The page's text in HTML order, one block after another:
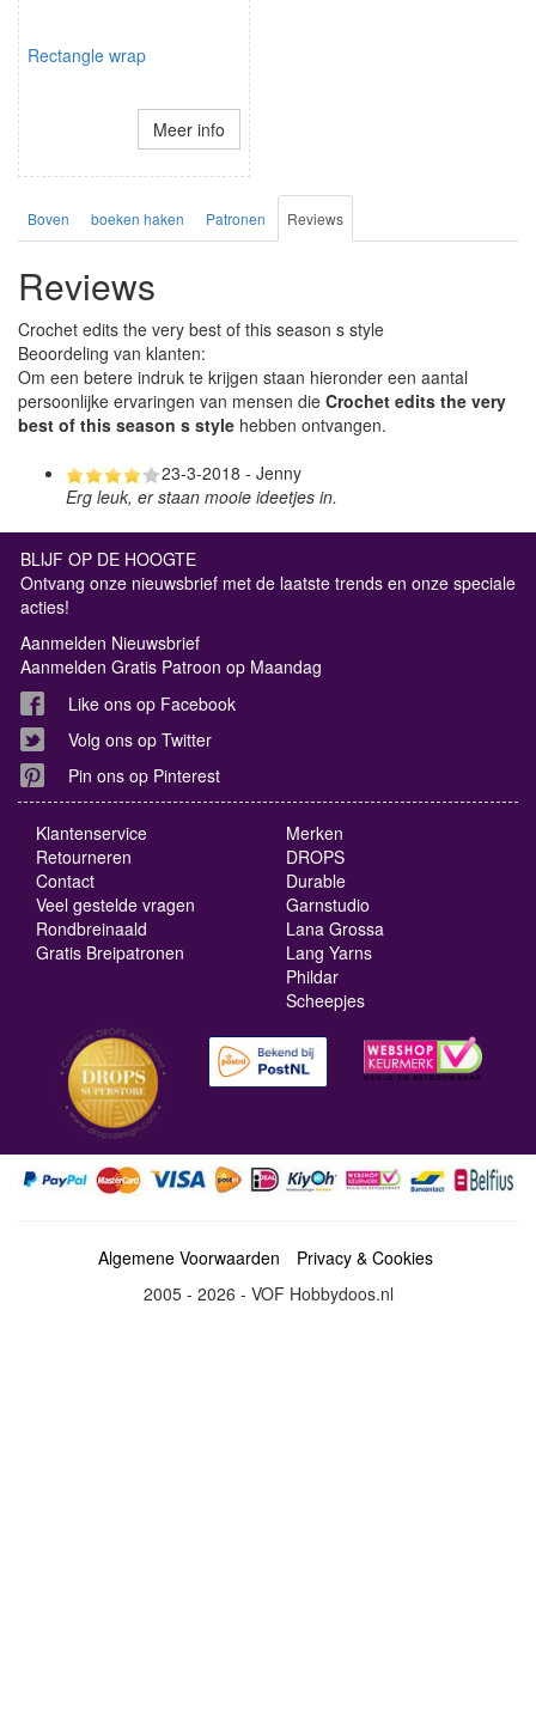
Rectangle wrap
Meer info
Boven boeken haken Patronen Reviews
Reviews
Crochet edits the very best of this season s style
Beoordeling van klanten:
Om een betere indruk te krijgen staan hieronder een aantal
persoonlijke ervaringen van mensen die Crochet edits the very
best of this season s style hebben ontvangen.
23-3-2018 - Jenny
Erg leuk, er staan mooie ideetjes in.
BLIJF OP DE HOOGTE
Ontvang onze nieuwsbrief met de laatste trends en onze speciale
acties!
Aanmelden Nieuwsbrief
Aanmelden Gratis Patroon op Maandag
Like ons op Facebook
Volg ons op Twitter
Pin ons op Pinterest
Klantenservice
Retourneren
Contact
Veel gestelde vragen
Rondbreinaald
Gratis Breipatronen
Merken
DROPS
Durable
Garnstudio
Lana Grossa
Lang Yarns
Phildar
Scheepjes
Algemene Voorwaarden
Privacy & Cookies
2005 - 2026 - VOF Hobbydoos.nl